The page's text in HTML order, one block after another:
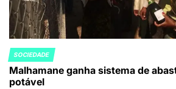
POSTED
IN
SOCIEDADE
Malhamane ganha sistema de
potável